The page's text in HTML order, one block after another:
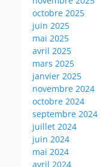
octobre 2025
juin 2025
mai 2025
avril 2025
mars 2025
janvier 2025
novembre 2024
octobre 2024
septembre 2024
juillet 2024
juin 2024
mai 2024
avril 2024